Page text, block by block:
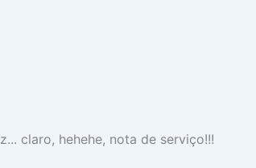
claro, hehehe, nota de serviço!!!